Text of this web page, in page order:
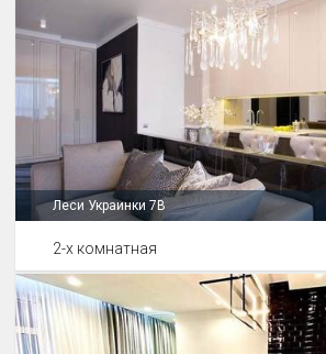
Леси Украинки 7В
2-х комнатная